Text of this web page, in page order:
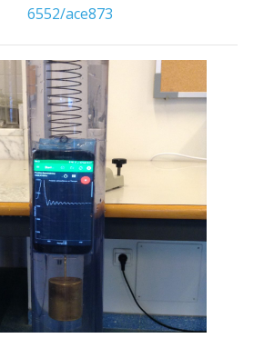
6552/ace873